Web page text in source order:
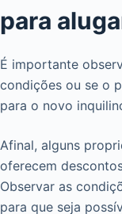
para
É importante
condições ou se o
para o novo
Afinal, alguns
oferecem
Observar as
para que seja